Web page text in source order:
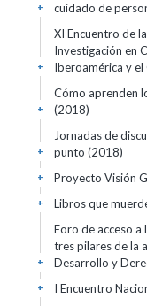
cuidado de
+
XI Encuentro de
Investigación en
Iberoamérica y el
+
Cómo aprenden
(2018)
+
Jornadas de
punto (2018)
+
Proyecto Visión
+
Libros que
+
Foro de acceso
tres pilares de la
Desarrollo y
+
I Encuentro
+